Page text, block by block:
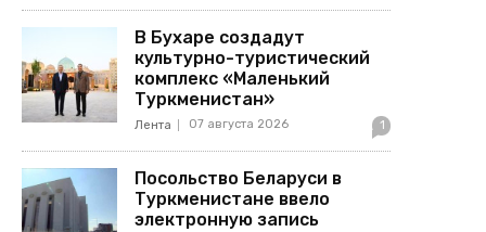
В Бухаре создадут
культурно-туристический
комплекс «Маленький
Туркменистан»
Лента 07 августа 2026 1
Посольство Беларуси в
Туркменистане ввело
электронную запись